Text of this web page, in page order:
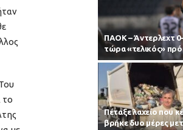
το
ΠΑΟΚ – Άντερλεχτ 0-
τώρα «τελικός»
Πέταξε λαχείο που
βρήκε δυο μέρες